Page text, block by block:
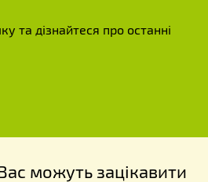
та дізнайтеся про останні
можуть зацікавити